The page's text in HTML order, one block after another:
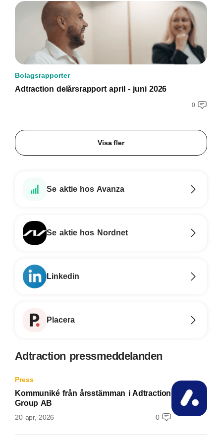
Bolagsrapporter
Adtraction delårsrapport april - juni 2026
0
Visa fler
Se aktie hos Avanza
Se aktie hos Nordnet
Linkedin
Placera
Adtraction pressmeddelanden
Press
Kommuniké från årsstämman i Adtraction
Group AB
20 apr, 2026 0